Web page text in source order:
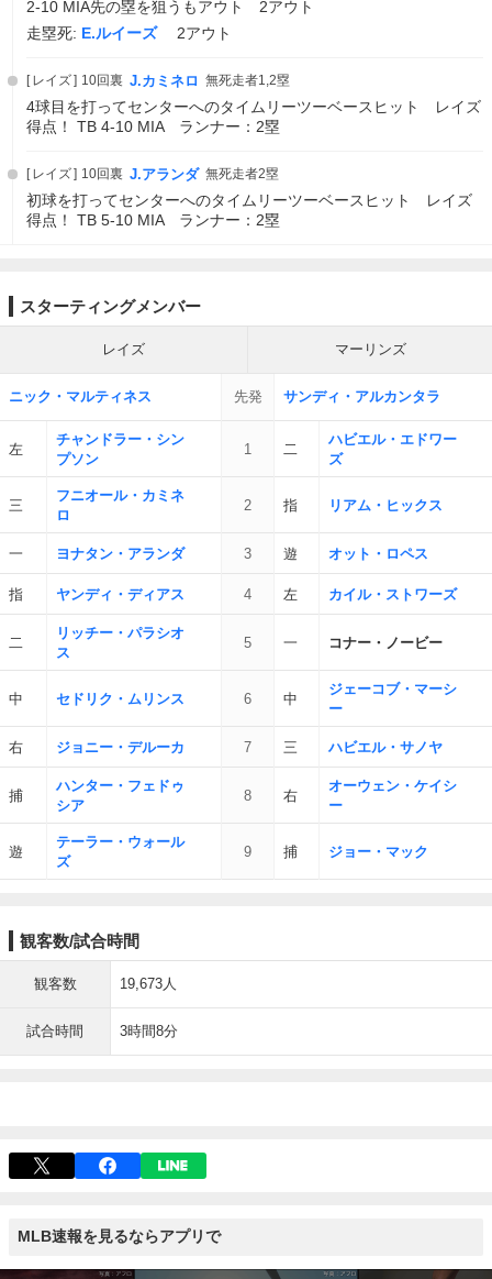
2-10 MIA先の塁を狙うもアウト 2アウト
走塁死: E.ルイーズ2アウト
レイズ 10回裏 J.カミネロ 無死走者1,2塁
4球目を打ってセンターへのタイムリーツーベースヒット レイズ
得点！ TB 4-10 MIA ランナー：2塁
レイズ 10回裏 J.アランダ 無死走者2塁
初球を打ってセンターへのタイムリーツーベースヒット レイズ
得点！ TB 5-10 MIA ランナー：2塁
スターティングメンバー
レイズ マーリンズ
ニック・マルティネス 先発 サンディ・アルカンタラ
左
チャンドラー・シン
プソン
1 二
ハビエル・エドワー
ズ
三
フニオール・カミネ
ロ
2 指 リアム・ヒックス
一 ヨナタン・アランダ 3 遊 オット・ロペス
指 ヤンディ・ディアス 4 左 カイル・ストワーズ
二
リッチー・パラシオ
ス
5 一 コナー・ノービー
中 セドリク・ムリンス 6 中
ジェーコブ・マーシ
ー
右 ジョニー・デルーカ 7 三 ハビエル・サノヤ
捕
ハンター・フェドゥ
シア
8 右
オーウェン・ケイシ
ー
遊
テーラー・ウォール
ズ
9 捕 ジョー・マック
観客数/試合時間
観客数 19,673人
試合時間 3時間8分
MLB速報を見るならアプリで